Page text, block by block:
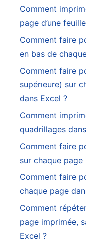
Comment
page d’une
Comment faire
en bas de
Comment faire
supérieure) sur
dans Excel ?
Comment
quadrillages
Comment faire
sur chaque page
Comment faire
chaque page
Comment
page imprimée,
Excel ?